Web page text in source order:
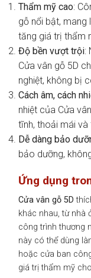
Thẩm mỹ cao:
gỗ nổi bật, mang
tăng giá trị thẩm
Độ bền vượt trội:
Cửa vân gỗ 5D
nghiệt, không bị
Cách âm, cách
nhiệt của Cửa
tĩnh, thoải mái và
Dễ dàng bảo
bảo dưỡng,
Ứng dụng
Cửa vân gỗ 5D
khác nhau, từ nhà
công trình thương
này có thể dùng
hoặc cửa ban
giá trị thẩm mỹ